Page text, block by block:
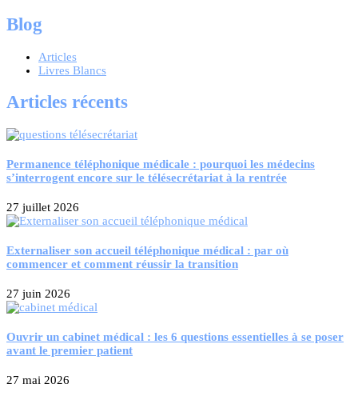
Blog
Articles
Livres Blancs
Articles récents
Permanence téléphonique médicale : pourquoi les médecins
s’interrogent encore sur le télésecrétariat à la rentrée
27 juillet 2026
Externaliser son accueil téléphonique médical : par où
commencer et comment réussir la transition
27 juin 2026
Ouvrir un cabinet médical : les 6 questions essentielles à se poser
avant le premier patient
27 mai 2026